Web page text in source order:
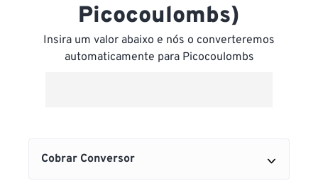
Picocoulombs)
Insira um valor abaixo e nós o converteremos
automaticamente para Picocoulombs